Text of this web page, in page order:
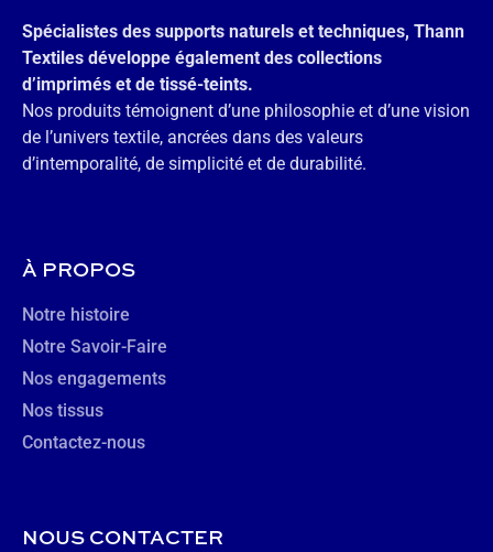
Spécialistes des supports naturels et techniques, Thann
Textiles développe également des collections
d’imprimés et de tissé-teints.
Nos produits témoignent d’une philosophie et d’une vision
de l’univers textile, ancrées dans des valeurs
d’intemporalité, de simplicité et de durabilité.
À PROPOS
Notre histoire
Notre Savoir-Faire
Nos engagements
Nos tissus
Contactez-nous
NOUS CONTACTER